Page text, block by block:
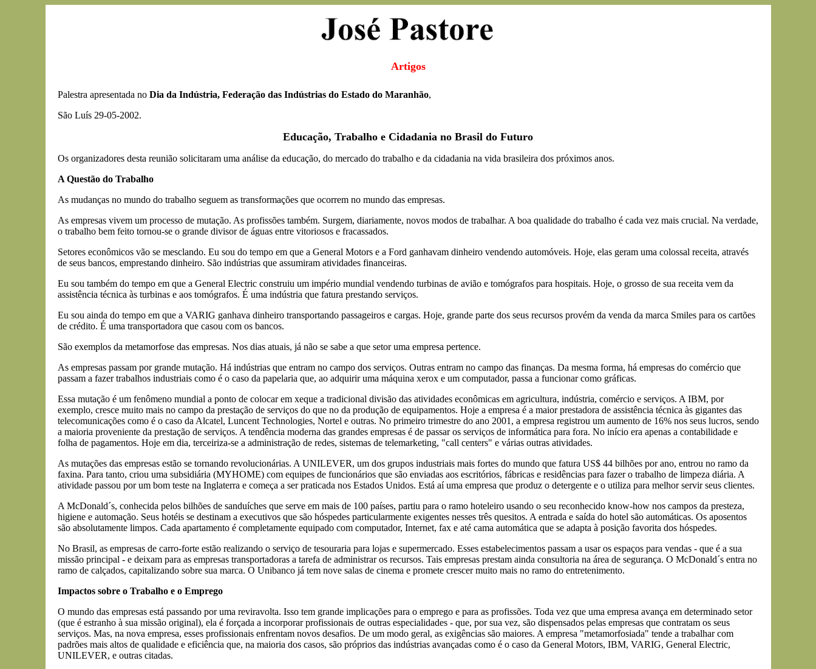
Artigos
Palestra apresentada no Dia da Indústria, Federação das Indústrias do Estado do Maranhão,
São Luís 29-05-2002.
Educação, Trabalho e Cidadania no Brasil do Futuro
Os organizadores desta reunião solicitaram uma análise da educação, do mercado do trabalho e da cidadania na vida brasileira dos próximos anos.
A Questão do Trabalho
As mudanças no mundo do trabalho seguem as transformações que ocorrem no mundo das empresas.
As empresas vivem um processo de mutação. As profissões também. Surgem, diariamente, novos modos de trabalhar. A boa qualidade do trabalho é cada vez mais crucial. Na verdade,
o trabalho bem feito tornou-se o grande divisor de águas entre vitoriosos e fracassados.
Setores econômicos vão se mesclando. Eu sou do tempo em que a General Motors e a Ford ganhavam dinheiro vendendo automóveis. Hoje, elas geram uma colossal receita, através
de seus bancos, emprestando dinheiro. São indústrias que assumiram atividades financeiras.
Eu sou também do tempo em que a General Electric construiu um império mundial vendendo turbinas de avião e tomógrafos para hospitais. Hoje, o grosso de sua receita vem da
assistência técnica às turbinas e aos tomógrafos. É uma indústria que fatura prestando serviços.
Eu sou ainda do tempo em que a VARIG ganhava dinheiro transportando passageiros e cargas. Hoje, grande parte dos seus recursos provém da venda da marca Smiles para os cartões
de crédito. É uma transportadora que casou com os bancos.
São exemplos da metamorfose das empresas. Nos dias atuais, já não se sabe a que setor uma empresa pertence.
As empresas passam por grande mutação. Há indústrias que entram no campo dos serviços. Outras entram no campo das finanças. Da mesma forma, há empresas do comércio que
passam a fazer trabalhos industriais como é o caso da papelaria que, ao adquirir uma máquina xerox e um computador, passa a funcionar como gráficas.
Essa mutação é um fenômeno mundial a ponto de colocar em xeque a tradicional divisão das atividades econômicas em agricultura, indústria, comércio e serviços. A IBM, por
exemplo, cresce muito mais no campo da prestação de serviços do que no da produção de equipamentos. Hoje a empresa é a maior prestadora de assistência técnica às gigantes das
telecomunicações como é o caso da Alcatel, Luncent Technologies, Nortel e outras. No primeiro trimestre do ano 2001, a empresa registrou um aumento de 16% nos seus lucros, sendo
a maioria proveniente da prestação de serviços. A tendência moderna das grandes empresas é de passar os serviços de informática para fora. No início era apenas a contabilidade e
folha de pagamentos. Hoje em dia, terceiriza-se a administração de redes, sistemas de telemarketing, "call centers" e várias outras atividades.
As mutações das empresas estão se tornando revolucionárias. A UNILEVER, um dos grupos industriais mais fortes do mundo que fatura US$ 44 bilhões por ano, entrou no ramo da
faxina. Para tanto, criou uma subsidiária (MYHOME) com equipes de funcionários que são enviadas aos escritórios, fábricas e residências para fazer o trabalho de limpeza diária. A
atividade passou por um bom teste na Inglaterra e começa a ser praticada nos Estados Unidos. Está aí uma empresa que produz o detergente e o utiliza para melhor servir seus clientes.
A McDonald´s, conhecida pelos bilhões de sanduíches que serve em mais de 100 países, partiu para o ramo hoteleiro usando o seu reconhecido know-how nos campos da presteza,
higiene e automação. Seus hotéis se destinam a executivos que são hóspedes particularmente exigentes nesses três quesitos. A entrada e saída do hotel são automáticas. Os aposentos
são absolutamente limpos. Cada apartamento é completamente equipado com computador, Internet, fax e até cama automática que se adapta à posição favorita dos hóspedes.
No Brasil, as empresas de carro-forte estão realizando o serviço de tesouraria para lojas e supermercado. Esses estabelecimentos passam a usar os espaços para vendas - que é a sua
missão principal - e deixam para as empresas transportadoras a tarefa de administrar os recursos. Tais empresas prestam ainda consultoria na área de segurança. O McDonald´s entra no
ramo de calçados, capitalizando sobre sua marca. O Unibanco já tem nove salas de cinema e promete crescer muito mais no ramo do entretenimento.
Impactos sobre o Trabalho e o Emprego
O mundo das empresas está passando por uma reviravolta. Isso tem grande implicações para o emprego e para as profissões. Toda vez que uma empresa avança em determinado setor
(que é estranho à sua missão original), ela é forçada a incorporar profissionais de outras especialidades - que, por sua vez, são dispensados pelas empresas que contratam os seus
serviços. Mas, na nova empresa, esses profissionais enfrentam novos desafios. De um modo geral, as exigências são maiores. A empresa "metamorfosiada" tende a trabalhar com
padrões mais altos de qualidade e eficiência que, na maioria dos casos, são próprios das indústrias avançadas como é o caso da General Motors, IBM, VARIG, General Electric,
UNILEVER, e outras citadas.